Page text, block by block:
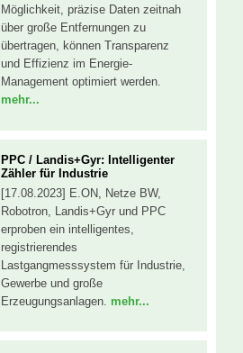
Möglichkeit, präzise Daten zeitnah
über große Entfernungen zu
übertragen, können Transparenz
und Effizienz im Energie-
Management optimiert werden.
mehr...
PPC / Landis+Gyr: Intelligenter
Zähler für Industrie
[17.08.2023] E.ON, Netze BW,
Robotron, Landis+Gyr und PPC
erproben ein intelligentes,
registrierendes
Lastgangmesssystem für Industrie,
Gewerbe und große
Erzeugungsanlagen. mehr...